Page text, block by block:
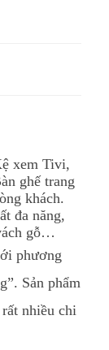
xem Tivi,
ghế trang
khách.
đa năng,
gỗ…
phương
Sản phẩm
nhiều chi